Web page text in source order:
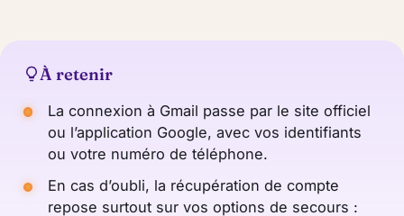
À retenir
La connexion à Gmail passe par le site officiel
ou l’application Google, avec vos identifiants
ou votre numéro de téléphone.
En cas d’oubli, la récupération de compte
repose surtout sur vos options de secours :